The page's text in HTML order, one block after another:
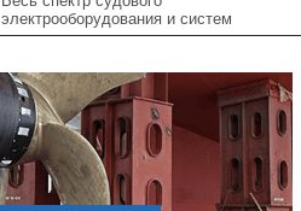
электрооборудования и систем